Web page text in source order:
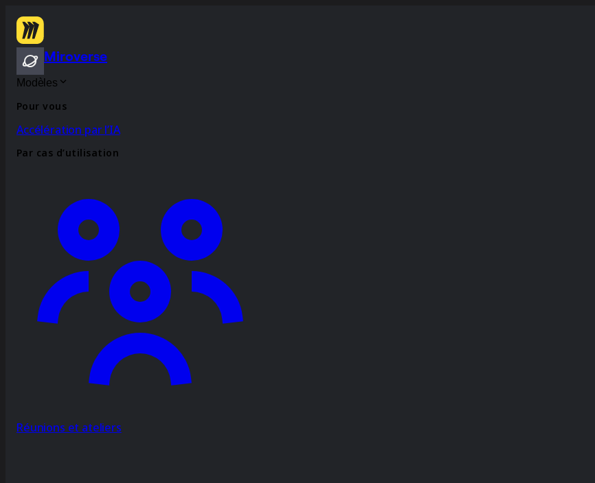
Miroverse
Modèles
Pour vous
Accélération par l’IA
Par cas d’utilisation
Réunions et ateliers